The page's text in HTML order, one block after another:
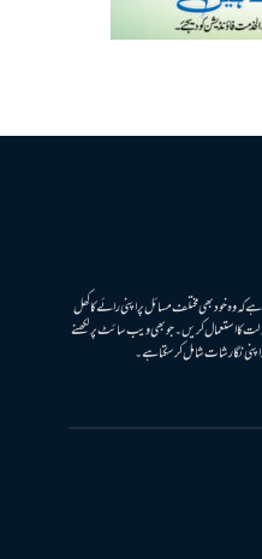
کہ وہ خود بھی مختلف مسائل پر اپنی رائے کا کھل
کا استعمال کریں۔ جو بھی ویب سائٹ پر لکھنے
اپنی نگارشات شامل کرسکتا ہے۔